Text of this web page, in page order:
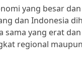
yang besar
dan Indonesia
sama yang erat
regional